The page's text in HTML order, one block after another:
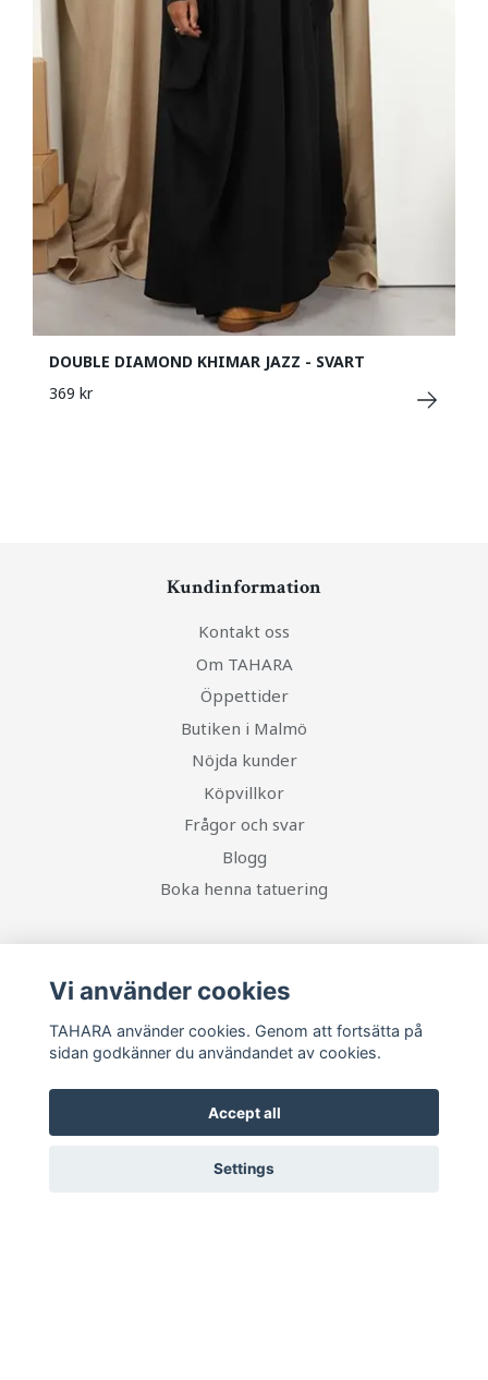
DOUBLE DIAMOND KHIMAR JAZZ - SVART
369 kr
Kundinformation
Kontakt oss
Om TAHARA
Öppettider
Butiken i Malmö
Nöjda kunder
Köpvillkor
Frågor och svar
Blogg
Boka henna tatuering
Ta del av senaste nytt och unika erbjudanden!
Vi använder cookies
TAHARA använder cookies. Genom att fortsätta på
sidan godkänner du användandet av cookies.
Accept all
Settings